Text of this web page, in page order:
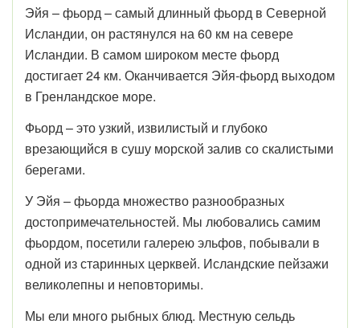
Эйя – фьорд – самый длинный фьорд в Северной
Исландии, он растянулся на 60 км на севере
Исландии. В самом широком месте фьорд
достигает 24 км. Оканчивается Эйя-фьорд выходом
в Гренландское море.
Фьорд – это узкий, извилистый и глубоко
врезающийся в сушу морской залив со скалистыми
берегами.
У Эйя – фьорда множество разнообразных
достопримечательностей. Мы любовались самим
фьордом, посетили галерею эльфов, побывали в
одной из старинных церквей. Исландские пейзажи
великолепны и неповторимы.
Мы ели много рыбных блюд. Местную сельдь